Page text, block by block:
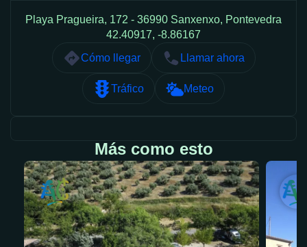
Playa Pragueira, 172 - 36990 Sanxenxo, Pontevedra
42.40917, -8.86167
Cómo llegar
Llamar ahora
Tráfico Meteo
Más como esto